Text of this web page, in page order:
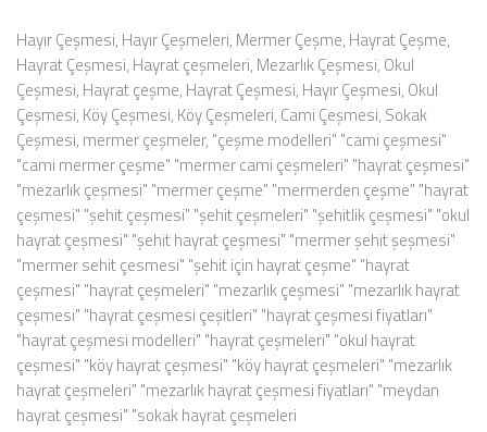
Hayır Çeşmesi, Hayır Çeşmeleri, Mermer Çeşme, Hayrat Çeşme,
Hayrat Çeşmesi, Hayrat çeşmeleri, Mezarlık Çeşmesi, Okul
Çeşmesi, Hayrat çeşme, Hayrat Çeşmesi, Hayır Çeşmesi, Okul
Çeşmesi, Köy Çeşmesi, Köy Çeşmeleri, Cami Çeşmesi, Sokak
Çeşmesi, mermer çeşmeler, "çeşme modelleri" "cami çeşmesi"
"cami mermer çeşme" "mermer cami çeşmeleri" "hayrat çeşmesi"
"mezarlık çeşmesi" "mermer çeşme" "mermerden çeşme" "hayrat
çeşmesi" "şehit çeşmesi" "şehit çeşmeleri" "şehitlik çeşmesi" "okul
hayrat çeşmesi" "şehit hayrat çeşmesi" "mermer şehit şeşmesi"
"mermer sehit çesmesi" "şehit için hayrat çeşme" "hayrat
çeşmesi" "hayrat çeşmeleri" "mezarlık çeşmesi" "mezarlık hayrat
çeşmesi" "hayrat çeşmesi çeşitleri" "hayrat çeşmesi fiyatları"
"hayrat çeşmesi modelleri" "hayrat çeşmeleri" "okul hayrat
çeşmesi" "köy hayrat çeşmesi" "köy hayrat çeşmeleri" "mezarlık
hayrat çeşmeleri" "mezarlık hayrat çeşmesi fiyatları" "meydan
hayrat çeşmesi" "sokak hayrat çeşmeleri